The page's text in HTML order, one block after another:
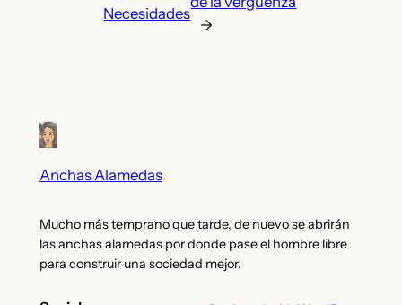
Necesidades
→
Anchas Alamedas
Mucho más temprano que tarde, de nuevo se abrirán
las anchas alamedas por donde pase el hombre libre
para construir una sociedad mejor.